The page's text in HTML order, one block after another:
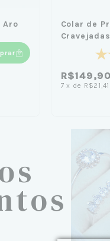
Aro
Colar de
R$149,90
7 x de R$21,41